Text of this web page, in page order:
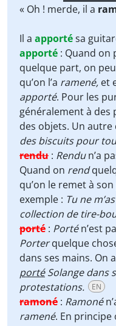
Player
« Oh ! merde, il a
Il a apportésa
apporté : Quand on
quelque part, on
qu’on l’a ramené, et
apporté. Pour les
généralement à des
des objets. Un autre
des biscuits pour
rendu : Rendun’a
Quand on rend
qu’on le remet à
exemple : Tu ne
collection de tire-
porté : Portén’est
Porterquelque
dans ses mains. On
portéSolange dans
protestations.
EN
ramoné : Ramoné
ramené. En principe